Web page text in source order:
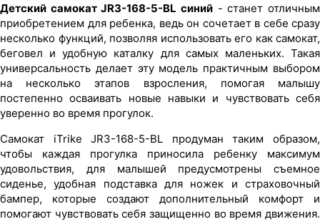
Детский самокат JR3-168-5-BL синий - станет отличным
приобретением для ребенка, ведь он сочетает в себе сразу
несколько функций, позволяя использовать его как самокат,
беговел и удобную каталку для самых маленьких. Такая
универсальность делает эту модель практичным выбором
на несколько этапов взросления, помогая малышу
постепенно осваивать новые навыки и чувствовать себя
уверенно во время прогулок.
Самокат iTrike JR3-168-5-BL продуман таким образом,
чтобы каждая прогулка приносила ребенку максимум
удовольствия, для малышей предусмотрены съемное
сиденье, удобная подставка для ножек и страховочный
бампер, которые создают дополнительный комфорт и
помогают чувствовать себя защищенно во время движения.